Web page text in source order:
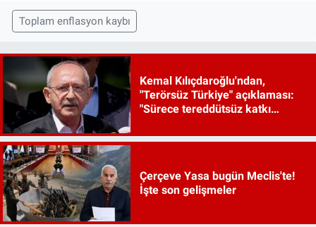
Toplam enflasyon kaybı
Kemal Kılıçdaroğlu'ndan,
"Terörsüz Türkiye" açıklaması:
"Sürece tereddütsüz katkı
Çerçeve Yasa bugün Meclis'te!
İşte son gelişmeler